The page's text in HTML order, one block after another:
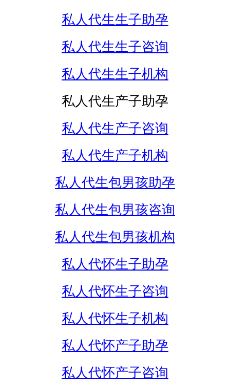
私人代生生子助孕
私人代生生子咨询
私人代生生子机构
私人代生产子助孕
私人代生产子咨询
私人代生产子机构
私人代生包男孩助孕
私人代生包男孩咨询
私人代生包男孩机构
私人代怀生子助孕
私人代怀生子咨询
私人代怀生子机构
私人代怀产子助孕
私人代怀产子咨询